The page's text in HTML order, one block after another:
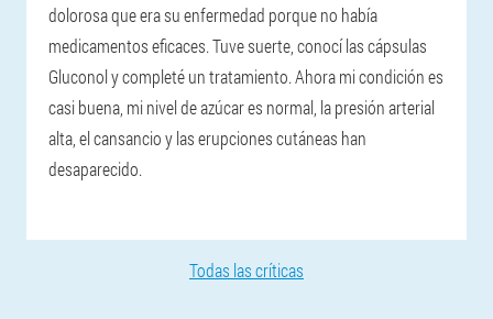
dolorosa que era su enfermedad porque no había
medicamentos eficaces. Tuve suerte, conocí las cápsulas
Gluconol y completé un tratamiento. Ahora mi condición es
casi buena, mi nivel de azúcar es normal, la presión arterial
alta, el cansancio y las erupciones cutáneas han
desaparecido.
Todas las críticas